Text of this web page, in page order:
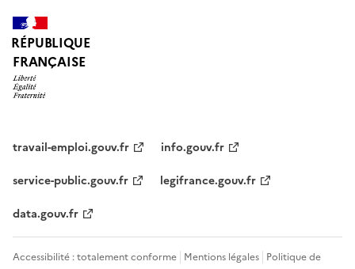
RÉPUBLIQUE
FRANÇAISE
travail-emploi.gouv.fr
info.gouv.fr
service-public.gouv.fr
legifrance.gouv.fr
data.gouv.fr
Accessibilité : totalement conforme Mentions légales Politique de